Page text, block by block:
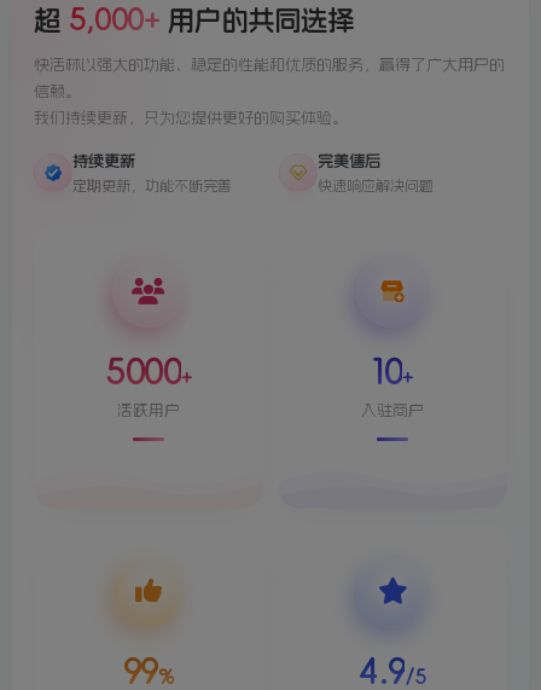
超 5,000+ 用户的共同选择
快活林以强大的功能、稳定的性能和优质的服务，赢得了广大用户的
信赖。
我们持续更新，只为您提供更好的购买体验。
持续更新
定期更新，功能不断完善
完美售后
快速响应解决问题
5000+
活跃用户
10+
入驻商户
99% 4.9/5